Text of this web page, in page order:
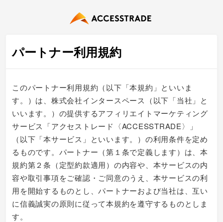
パートナー利用規約
このパートナー利用規約（以下「本規約」といいま
す。）は、株式会社インタースペース（以下「当社」と
いいます。）の提供するアフィリエイトマーケティング
サービス「アクセストレード〈ACCESSTRADE〉」
（以下「本サービス」といいます。）の利用条件を定め
るものです。パートナー（第１条で定義します）は、本
規約第２条（定型約款適用）の内容や、本サービスの内
容や取引事項をご確認・ご同意のうえ、本サービスの利
用を開始するものとし、パートナーおよび当社は、互い
に信義誠実の原則に従って本規約を遵守するものとしま
す。